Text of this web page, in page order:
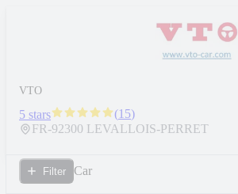
VTO
5 stars (15)
FR-92300 LEVALLOIS-PERRET
Filter Car